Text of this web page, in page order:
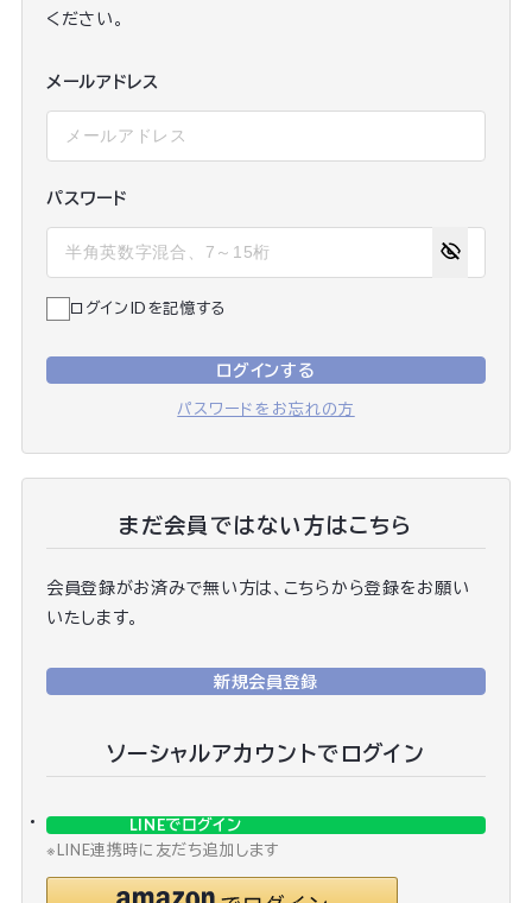
ください。
メールアドレス
パスワード
ログインIDを記憶する
ログインする
パスワードをお忘れの方
まだ会員ではない方はこちら
会員登録がお済みで無い方は、こちらから登録をお願い
いたします。
新規会員登録
ソーシャルアカウントでログイン
LINEでログイン
※LINE連携時に友だち追加します